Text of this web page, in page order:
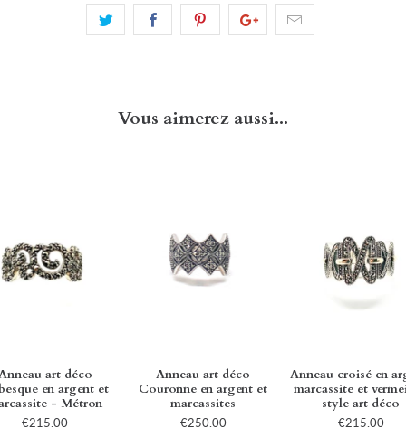
Vous aimerez aussi...
art déco
en argent et
- Métron
€215.00
Anneau art déco
Couronne en argent et
marcassites
€250.00
Anneau croisé en
marcassite et
style art déco
€215.00